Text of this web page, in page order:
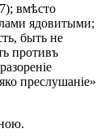
вмѣсто
ядовитыми;
быть не
противъ
преслушаніе»